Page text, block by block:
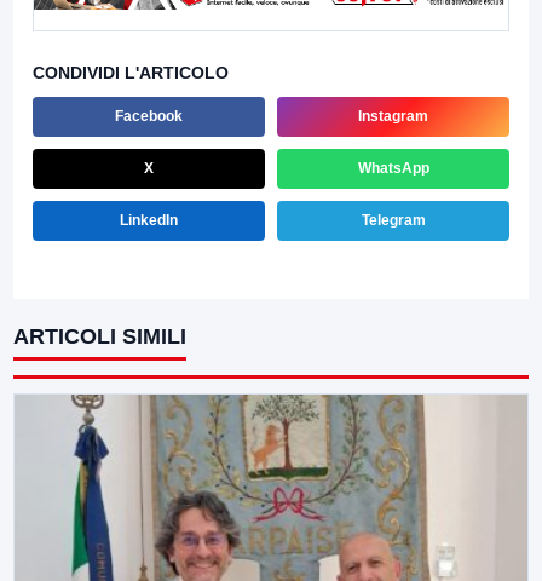
CONDIVIDI L'ARTICOLO
Facebook Instagram
X WhatsApp
LinkedIn Telegram
ARTICOLI SIMILI